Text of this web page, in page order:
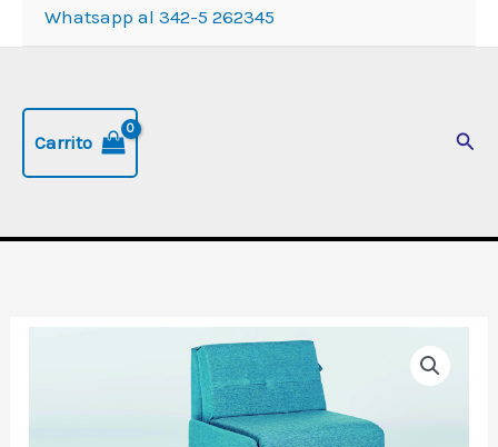
Whatsapp al 342-5 262345
Carrito